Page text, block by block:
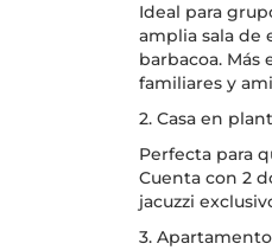
Ideal para
amplia sala de
barbacoa.
familiares y
2. Casa en
Perfecta para
Cuenta con 2
jacuzzi
3.